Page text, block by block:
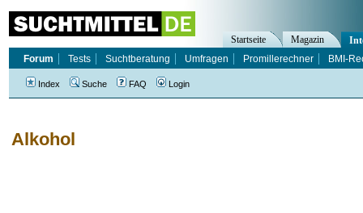
Alkohol
Startseite Magazin
Forum
Tests Suchtberatung Umfragen Promillerechner BMI-
Index Suche FAQ Login